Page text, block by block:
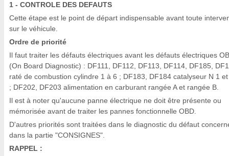
1 - CONTROLE DES DEFAUTS
Cette étape est le point de départ indispensable avant toute
sur le véhicule.
Ordre de priorité
Il faut traiter les défauts électriques avant les défauts électriques
(On Board Diagnostic) : DF111, DF112, DF113, DF114, DF185,
raté de combustion cylindre 1 à 6 ; DF183, DF184 catalyseur N 1
; DF202, DF203 alimentation en carburant rangée A et rangée B.
Il est à noter qu'aucune panne électrique ne doit être présente ou
mémorisée avant de traiter les pannes fonctionnelle OBD.
D'autres priorités sont traitées dans le diagnostic du défaut
dans la partie "CONSIGNES".
RAPPEL :